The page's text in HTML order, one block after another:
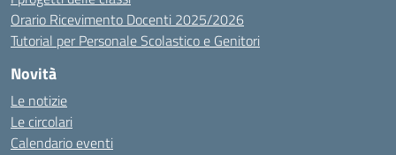
Orario Ricevimento Docenti 2025/2026
Tutorial per Personale Scolastico e Genitori
Novità
Le notizie
Le circolari
Calendario eventi